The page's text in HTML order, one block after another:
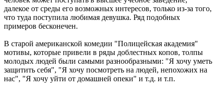
далекое от среды его возможных интересов, только из-за того,
что туда поступила любимая девушка. Ряд подобных
примеров бесконечен.
В старой американской комедии "Полицейская академия"
мотивы, которые привели в ряды доблестных копов, толпы
молодых людей были самыми разнообразными: "Я хочу уметь
защитить себя", "Я хочу посмотреть на людей, непохожих на
нас", "Я хочу уйти от домашней опеки" и т.д. и т.п.